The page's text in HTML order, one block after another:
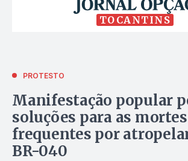
TOCANTINS
PROTESTO
Manifestação popular
soluções para as mortes
frequentes por
BR-040